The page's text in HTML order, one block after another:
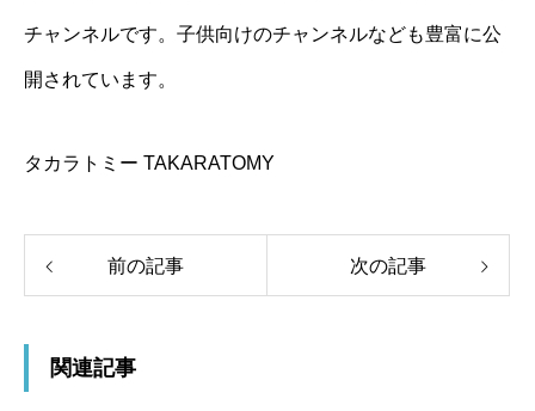
チャンネルです。子供向けのチャンネルなども豊富に公
開されています。
タカラトミー TAKARATOMY
前の記事 次の記事
関連記事